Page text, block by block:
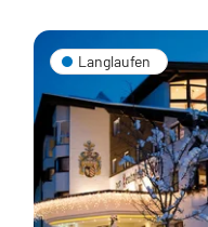
Langlaufen